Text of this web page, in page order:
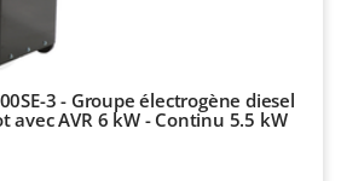
3 - Groupe électrogène diesel
avec AVR 6 kW - Continu 5.5 kW